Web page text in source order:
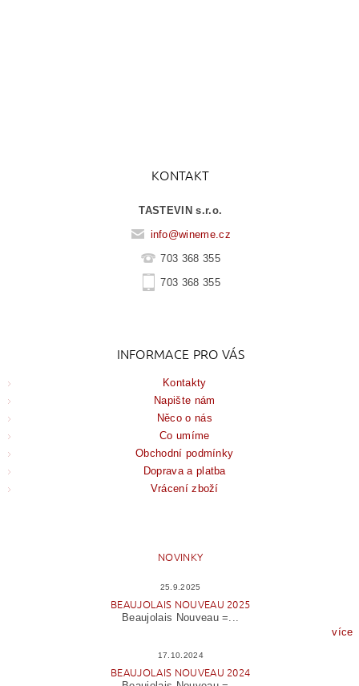
KONTAKT
TASTEVIN s.r.o.
info@wineme.cz
703 368 355
703 368 355
INFORMACE PRO VÁS
Kontakty
Napište nám
Něco o nás
Co umíme
Obchodní podmínky
Doprava a platba
Vrácení zboží
NOVINKY
25.9.2025
BEAUJOLAIS NOUVEAU 2025
Beaujolais Nouveau =...
více
17.10.2024
BEAUJOLAIS NOUVEAU 2024